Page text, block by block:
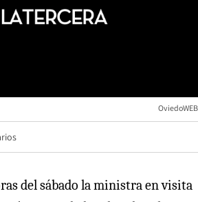
OviedoWEB
del sábado la ministra en visita